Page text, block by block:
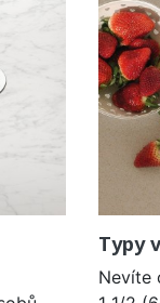
Typy
Nevíte